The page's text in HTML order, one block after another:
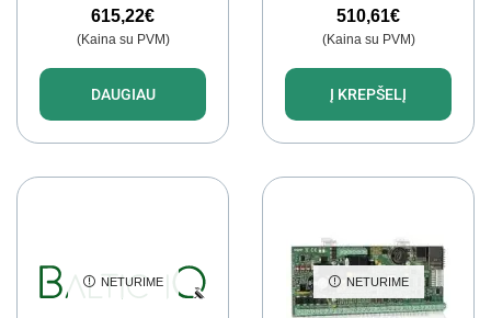
615,22€
(Kaina su PVM)
DAUGIAU
510,61€
(Kaina su PVM)
Į KREPŠELĮ
NETURIME NETURIME